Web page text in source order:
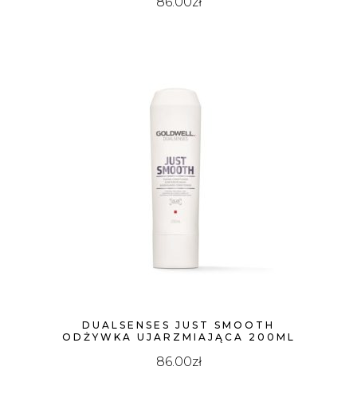
DUALSENSES JUST SMOOTH
ODŻYWKA UJARZMIAJĄCA 200ML
86.00zł